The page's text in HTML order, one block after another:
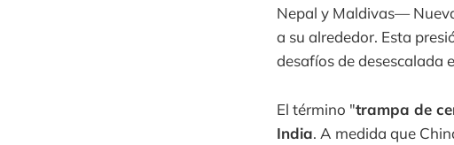
Nepal y Maldivas—
a su alrededor. Esta
desafíos de desescalada
El término "trampa de
India. A medida que